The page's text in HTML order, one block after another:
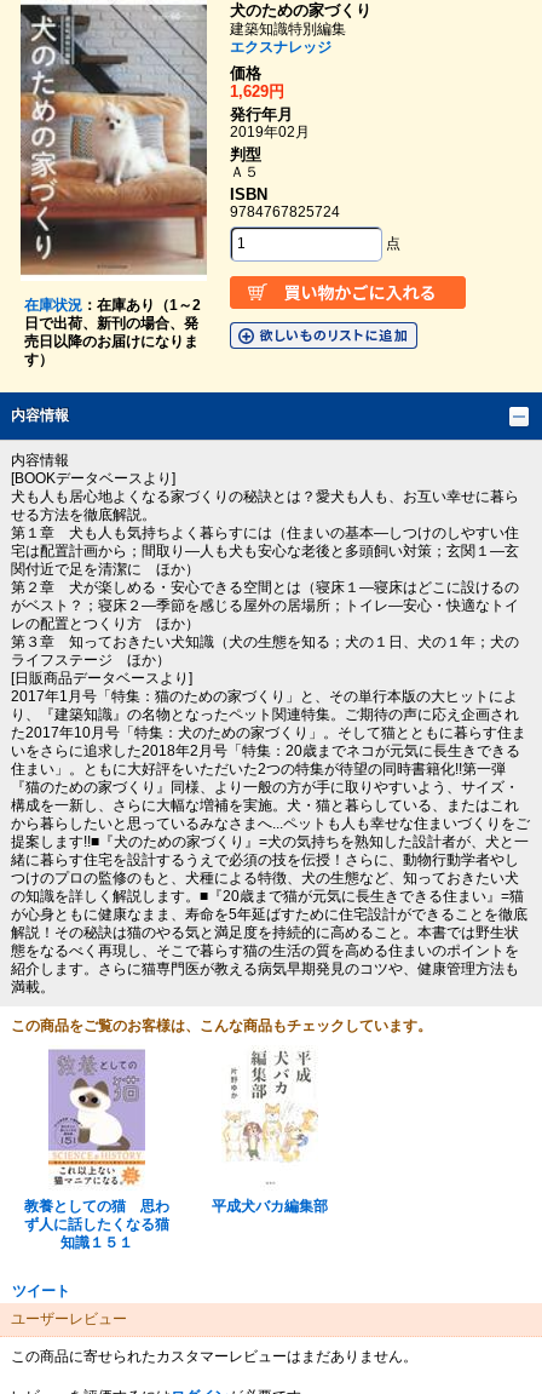
在庫状況：在庫あり（1～2
日で出荷、新刊の場合、発
売日以降のお届けになりま
す）
犬のための家づくり
建築知識特別編集
エクスナレッジ
価格
1,629円
発行年月
2019年02月
判型
Ａ５
ISBN
9784767825724
点
内容情報
内容情報
[BOOKデータベースより]
犬も人も居心地よくなる家づくりの秘訣とは？愛犬も人も、お互い幸せに暮ら
せる方法を徹底解説。
第１章 犬も人も気持ちよく暮らすには（住まいの基本―しつけのしやすい住
宅は配置計画から；間取り―人も犬も安心な老後と多頭飼い対策；玄関１―玄
関付近で足を清潔に ほか）
第２章 犬が楽しめる・安心できる空間とは（寝床１―寝床はどこに設けるの
がベスト？；寝床２―季節を感じる屋外の居場所；トイレ―安心・快適なトイ
レの配置とつくり方 ほか）
第３章 知っておきたい犬知識（犬の生態を知る；犬の１日、犬の１年；犬の
ライフステージ ほか）
[日販商品データベースより]
2017年1月号「特集：猫のための家づくり」と、その単行本版の大ヒットによ
り、『建築知識』の名物となったペット関連特集。ご期待の声に応え企画され
た2017年10月号「特集：犬のための家づくり」。そして猫とともに暮らす住ま
いをさらに追求した2018年2月号「特集：20歳までネコが元気に長生きできる
住まい」。ともに大好評をいただいた2つの特集が待望の同時書籍化!!第一弾
『猫のための家づくり』同様、より一般の方が手に取りやすいよう、サイズ・
構成を一新し、さらに大幅な増補を実施。犬・猫と暮らしている、またはこれ
から暮らしたいと思っているみなさまへ...ペットも人も幸せな住まいづくりをご
提案します!!■『犬のための家づくり』=犬の気持ちを熟知した設計者が、犬と一
緒に暮らす住宅を設計するうえで必須の技を伝授！さらに、動物行動学者やし
つけのプロの監修のもと、犬種による特徴、犬の生態など、知っておきたい犬
の知識を詳しく解説します。■『20歳まで猫が元気に長生きできる住まい』=猫
が心身ともに健康なまま、寿命を5年延ばすために住宅設計ができることを徹底
解説！その秘訣は猫のやる気と満足度を持続的に高めること。本書では野生状
態をなるべく再現し、そこで暮らす猫の生活の質を高める住まいのポイントを
紹介します。さらに猫専門医が教える病気早期発見のコツや、健康管理方法も
満載。
この商品をご覧のお客様は、こんな商品もチェックしています。
教養としての猫 思わ
ず人に話したくなる猫
知識１５１
平成犬バカ編集部
ツイート
ユーザーレビュー
この商品に寄せられたカスタマーレビューはまだありません。